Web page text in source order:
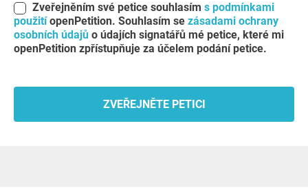
Zveřejněním své petice souhlasím s podmínkami
použitíopenPetition. Souhlasím se zásadami ochrany
osobních údajů o údajích signatářů mé petice, které mi
openPetition zpřístupňuje za účelem podání petice.
ZVEŘEJNĚTE PETICI